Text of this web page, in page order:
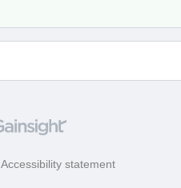
Accessibility statement